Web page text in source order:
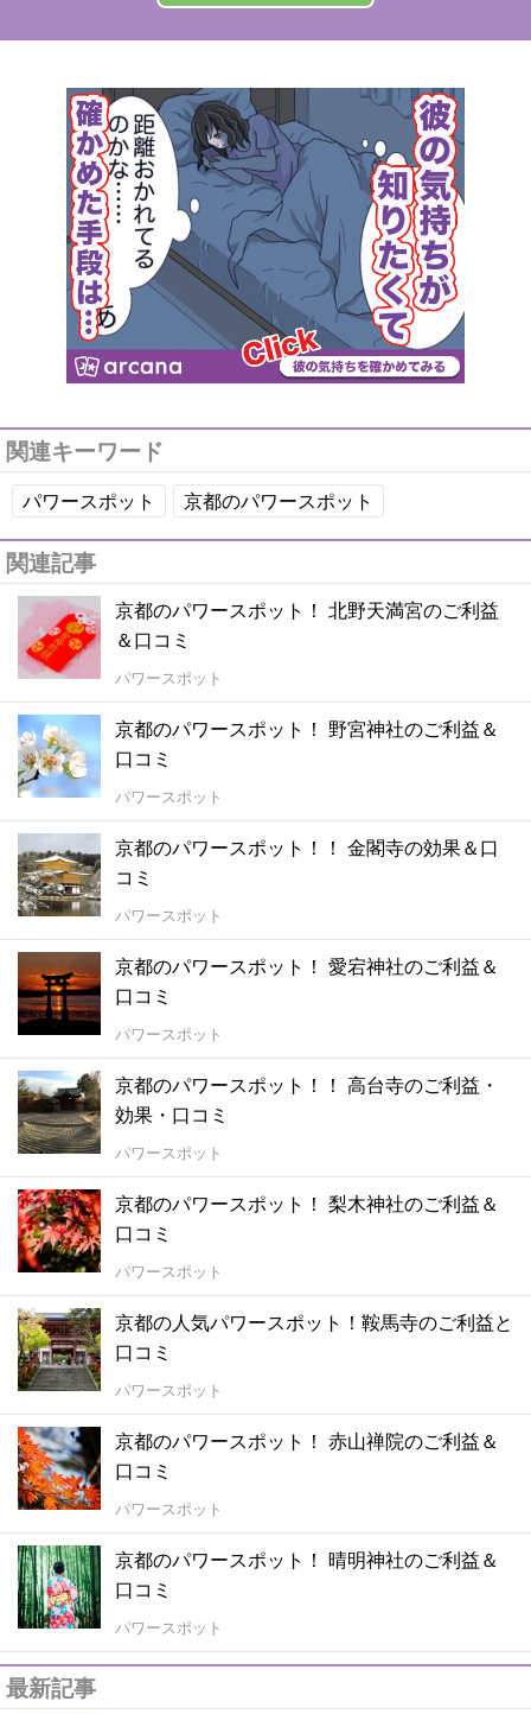
関連キーワード
パワースポット 京都のパワースポット
関連記事
京都のパワースポット！ 北野天満宮のご利益
＆口コミ
パワースポット
京都のパワースポット！ 野宮神社のご利益＆
口コミ
パワースポット
京都のパワースポット！！ 金閣寺の効果＆口
コミ
パワースポット
京都のパワースポット！ 愛宕神社のご利益＆
口コミ
パワースポット
京都のパワースポット！！ 高台寺のご利益・
効果・口コミ
パワースポット
京都のパワースポット！ 梨木神社のご利益＆
口コミ
パワースポット
京都の人気パワースポット！鞍馬寺のご利益と
口コミ
パワースポット
京都のパワースポット！ 赤山禅院のご利益＆
口コミ
パワースポット
京都のパワースポット！ 晴明神社のご利益＆
口コミ
パワースポット
最新記事